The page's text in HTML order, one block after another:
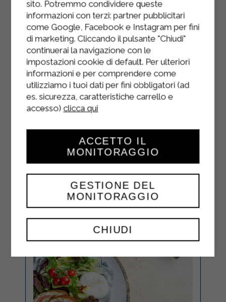
salez-les et farcissez-les avec la
préparation.
Étalez la purée de tomates
Sterilgarda réservée sur le dessus,
arrosez d'huile et faites cuire au four
statique préchauffé à 200° pendant
30 minutes.
Une fois la cuisson terminée, servez
les aubergines farcies bien chaudes.
sito. Potremmo condividere queste
informazioni con terzi: partner pubblicitari
come Google, Facebook e Instagram per fini
di marketing. Cliccando il pulsante "Chiudi"
continuerai la navigazione con le
impostazioni cookie di default. Per ulteriori
informazioni e per comprendere come
utilizziamo i tuoi dati per fini obbligatori (ad
es. sicurezza, caratteristiche carrello e
accesso) clicca qui
CHIUDI
GESTIONE DEL
MONITORAGGIO
ACCETTO IL
MONITORAGGIO